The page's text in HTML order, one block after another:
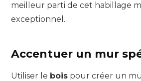
meilleur parti de cet habillage
exceptionnel.
Accentuer un mur
Utiliser le bois pour créer un